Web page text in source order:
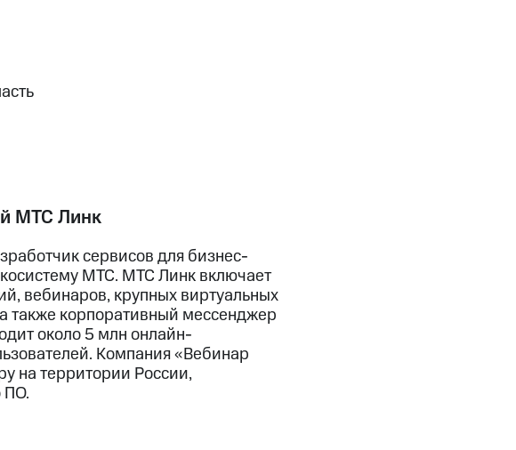
МТС Линк
сервисов для бизнес-
МТС. МТС Линк включает
вебинаров, крупных виртуальных
также корпоративный мессенджер
около 5 млн онлайн-
Компания «Вебинар
на территории России,
ПО.